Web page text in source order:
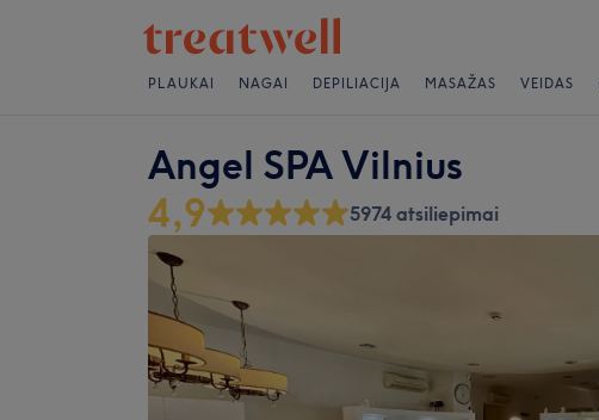
PLAUKAI NAGAI DEPILIACIJA MASAŽAS VEIDAS
Angel SPA Vilnius
4,9 5974 atsiliepimai